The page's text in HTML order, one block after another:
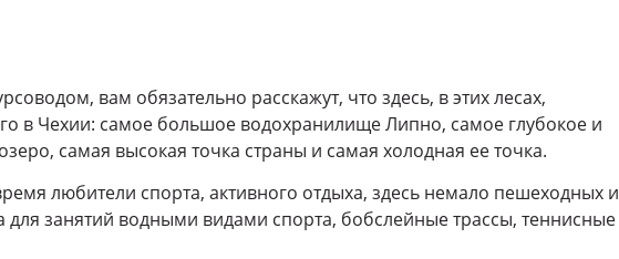
вам обязательно расскажут, что здесь, в этих лесах,
в Чехии: самое большое водохранилище Липно, самое глубокое и
самая высокая точка страны и самая холодная ее точка.
любители спорта, активного отдыха, здесь немало пешеходных и
для занятий водными видами спорта, бобслейные трассы, теннисные